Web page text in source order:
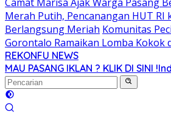
Merah Putih, Pencanangan HUT RI
Berlangsung Meriah Komunitas
Gorontalo Ramaikan Lomba Kokok
REKONFU NEWS
Tegas,
Berani
dan
Transparan
MAU PASANG IKLAN ? KLIK DI SINI !